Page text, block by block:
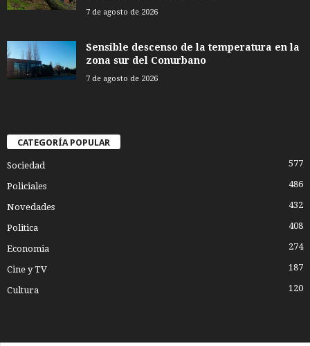
7 de agosto de 2026
Sensible descenso de la temperatura en la
zona sur del Conurbano
7 de agosto de 2026
CATEGORÍA POPULAR
Sociedad 577
Policiales 486
Novedades 432
Politica 408
Economia 274
Cine y TV 187
Cultura 120